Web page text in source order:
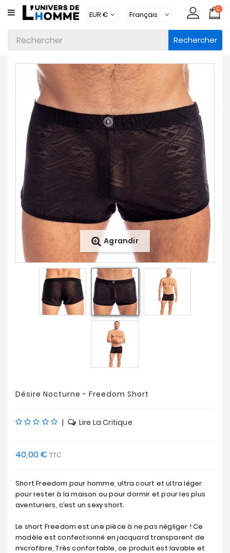
CATÉGORIE
Sous-
Vêtements
Vêtements
Vêtements
D'intérieur
Accessoires
Chaussettes
Lots
Marques
Nouveautés
Promotions
0
Rechercher
Agrandir
Désire Nocturne - Freedom Short
| Lire La Critique
40,00 € TTC
Short Freedom pour homme, ultra court et ultra léger
pour rester à la maison ou pour dormir et pour les plus
aventuriers, c’est un sexy short.
Le short Freedom est une pièce à ne pas négliger ! Ce
modèle est confectionné en jacquard transparent de
microfibre, Très confortable, ce produit est lavable et